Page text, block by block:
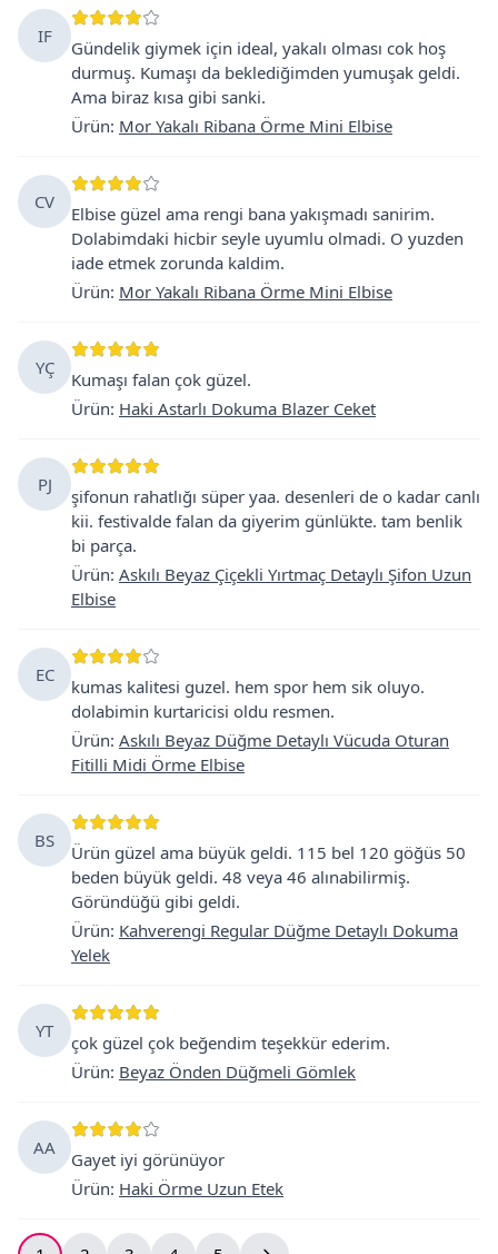
IF
Gündelik giymek için ideal, yakalı olması cok hoş
durmuş. Kumaşı da beklediğimden yumuşak geldi.
Ama biraz kısa gibi sanki.
Ürün: Mor Yakalı Ribana Örme Mini Elbise
CV
Elbise güzel ama rengi bana yakışmadı sanirim.
Dolabimdaki hicbir seyle uyumlu olmadi. O yuzden
iade etmek zorunda kaldim.
Ürün: Mor Yakalı Ribana Örme Mini Elbise
YÇ
Kumaşı falan çok güzel.
Ürün: Haki Astarlı Dokuma Blazer Ceket
PJ
şifonun rahatlığı süper yaa. desenleri de o kadar canlı
kii. festivalde falan da giyerim günlükte. tam benlik
bi parça.
Ürün: Askılı Beyaz Çiçekli Yırtmaç Detaylı Şifon Uzun
Elbise
EC
kumas kalitesi guzel. hem spor hem sik oluyo.
dolabimin kurtaricisi oldu resmen.
Ürün: Askılı Beyaz Düğme Detaylı Vücuda Oturan
Fitilli Midi Örme Elbise
BS
Ürün güzel ama büyük geldi. 115 bel 120 göğüs 50
beden büyük geldi. 48 veya 46 alınabilirmiş.
Göründüğü gibi geldi.
Ürün: Kahverengi Regular Düğme Detaylı Dokuma
Yelek
YT
çok güzel çok beğendim teşekkür ederim.
Ürün: Beyaz Önden Düğmeli Gömlek
AA
Gayet iyi görünüyor
Ürün: Haki Örme Uzun Etek